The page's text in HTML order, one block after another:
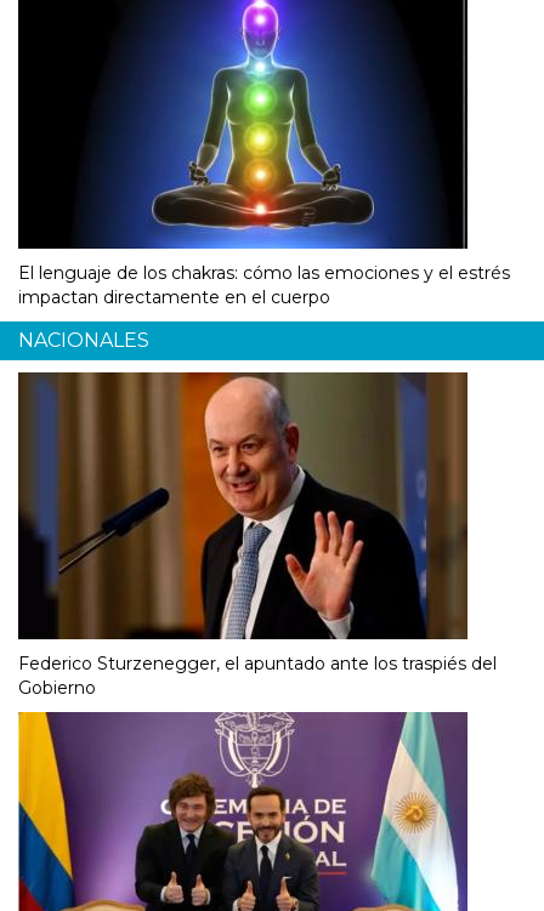
El lenguaje de los chakras: cómo las emociones y el estrés
impactan directamente en el cuerpo
NACIONALES
Federico Sturzenegger, el apuntado ante los traspiés del
Gobierno